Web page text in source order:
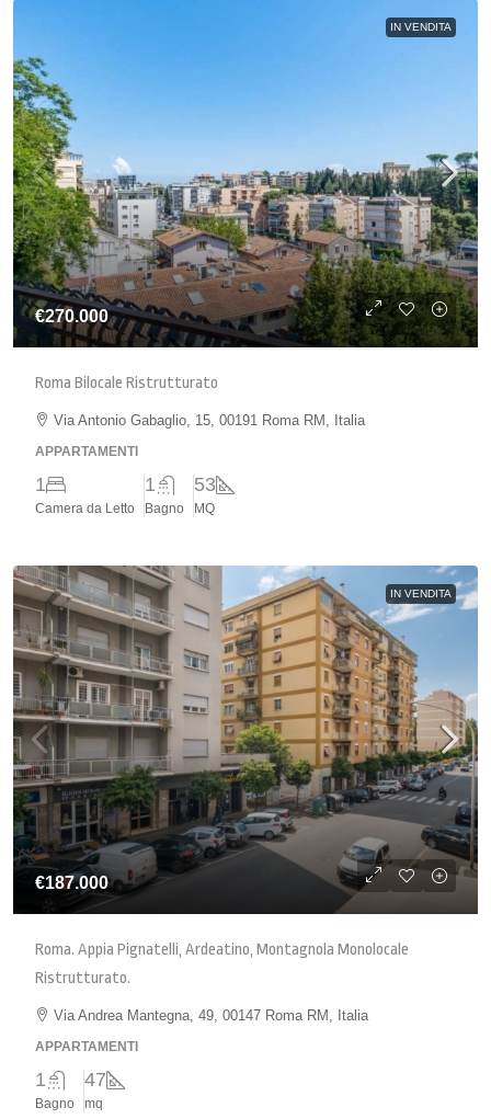
IN VENDITA
€270.000
Roma Bilocale Ristrutturato
Via Antonio Gabaglio, 15, 00191 Roma RM, Italia
APPARTAMENTI
1
Camera da Letto
1
Bagno
53
MQ
IN VENDITA
€187.000
Roma. Appia Pignatelli, Ardeatino, Montagnola Monolocale
Ristrutturato.
Via Andrea Mantegna, 49, 00147 Roma RM, Italia
APPARTAMENTI
1
Bagno
47
mq